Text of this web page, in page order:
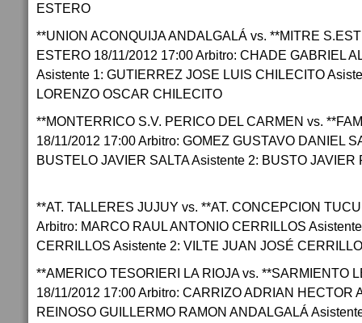
ESTERO
**UNION ACONQUIJA ANDALGALÁ vs. **MITRE
ESTERO 18/11/2012 17:00 Arbitro: CHADE GABRIEL
Asistente 1: GUTIERREZ JOSE LUIS CHILECITO
LORENZO OSCAR CHILECITO
**MONTERRICO S.V. PERICO DEL CARMEN vs.
18/11/2012 17:00 Arbitro: GOMEZ GUSTAVO DANIEL
BUSTELO JAVIER SALTA Asistente 2: BUSTO JAVIER
**AT. TALLERES JUJUY vs. **AT. CONCEPCION
Arbitro: MARCO RAUL ANTONIO CERRILLOS
CERRILLOS Asistente 2: VILTE JUAN JOSÉ
**AMERICO TESORIERI LA RIOJA vs. **SARMIENTO
18/11/2012 17:00 Arbitro: CARRIZO ADRIAN HECTOR
REINOSO GUILLERMO RAMON ANDALGALÁ